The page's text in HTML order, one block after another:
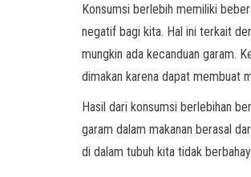
Konsumsi berlebih memiliki
negatif bagi kita. Hal ini terkait
mungkin ada kecanduan garam.
dimakan karena dapat membuat
Hasil dari konsumsi berlebihan
garam dalam makanan berasal
di dalam tubuh kita tidak